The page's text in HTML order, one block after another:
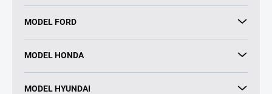
MODEL FORD
MODEL HONDA
MODEL HYUNDAI